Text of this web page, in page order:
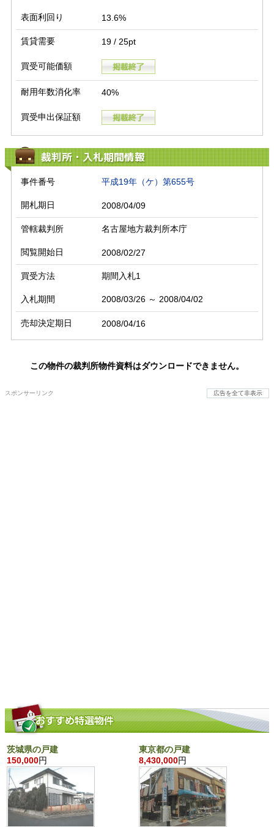
表面利回り 13.6%
賃貸需要 19 / 25pt
買受可能価額
耐用年数消化率 40%
買受申出保証額
裁判所・入札期間情報
事件番号 平成19年（ケ）第655号
開札期日 2008/04/09
管轄裁判所 名古屋地方裁判所本庁
閲覧開始日 2008/02/27
買受方法 期間入札1
入札期間 2008/03/26 ～ 2008/04/02
売却決定期日 2008/04/16
この物件の裁判所物件資料はダウンロードできません。
スポンサーリンク 広告を全て非表示
茨城県の戸建
150,000円
東京都の戸建
8,430,000円